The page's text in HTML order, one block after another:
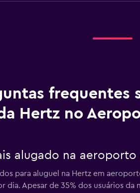
frequentes
Hertz no
alugado na aeroporto
para aluguel na Hertz em
dia. Apesar de 35% dos usuários